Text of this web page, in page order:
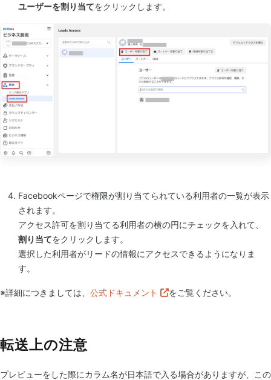
ユーザーを割り当てをクリックします。
Facebookページで権限が割り当てられている利用者の一覧が表示
されます。
アクセス許可を割り当てる利用者の横の円にチェックを入れて、
割り当てをクリックします。
選択した利用者がリードの情報にアクセスできるようになりま
す。
※詳細につきましては、 公式ドキュメント をご覧ください。
転送上の注意
プレビューをした際にカラム名が日本語で入る場合がありますが、この